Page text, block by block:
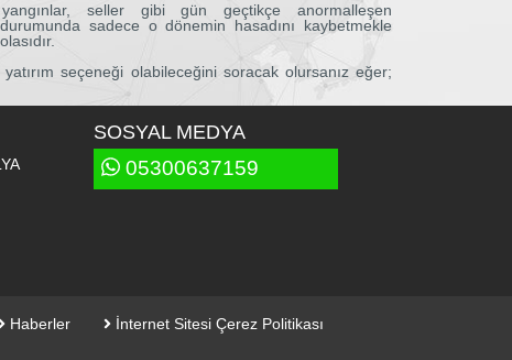
seller gibi gün geçtikçe anormalleşen
sadece o dönemin hasadını kaybetmekle
seçeneği olabileceğini soracak olursanız eğer;
SOSYAL MEDYA
05300637159
Haberler
İnternet Sitesi Çerez Politikası